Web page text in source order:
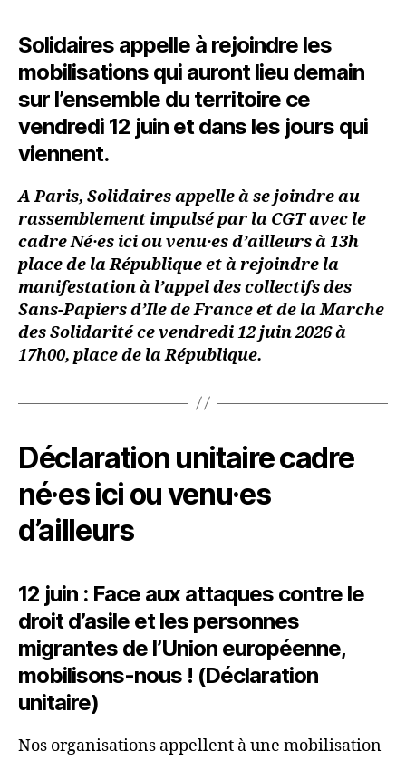
Solidaires appelle à rejoindre les
mobilisations qui auront lieu demain
sur l’ensemble du territoire ce
vendredi 12 juin et dans les jours qui
viennent.
A Paris, Solidaires appelle à se joindre au
rassemblement impulsé par la CGT avec le
cadre Né·es ici ou venu·es d’ailleurs à 13h
place de la République et à rejoindre la
manifestation à l’appel des collectifs des
Sans-Papiers d’Ile de France et de la Marche
des Solidarité ce vendredi 12 juin 2026 à
17h00, place de la République.
Déclaration unitaire cadre
né·es ici ou venu·es
d’ailleurs
12 juin : Face aux attaques contre le
droit d’asile et les personnes
migrantes de l’Union européenne,
mobilisons-nous ! (Déclaration
unitaire)
Nos organisations appellent à une mobilisation